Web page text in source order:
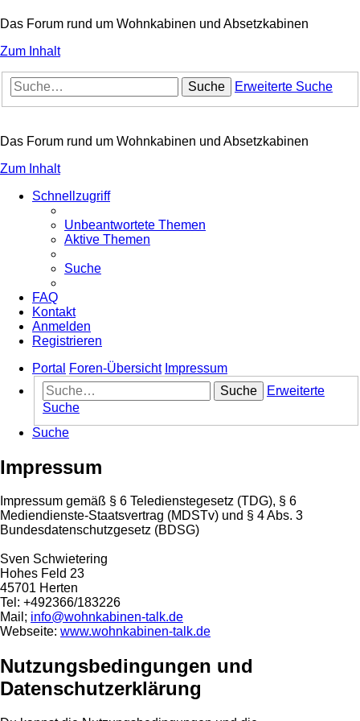
Das Forum rund um Wohnkabinen und Absetzkabinen
Zum Inhalt
Suche Erweiterte Suche
Das Forum rund um Wohnkabinen und Absetzkabinen
Zum Inhalt
Schnellzugriff
Unbeantwortete Themen
Aktive Themen
Suche
FAQ
Kontakt
Anmelden
Registrieren
Portal
Foren-Übersicht Impressum
Suche
Erweiterte
Suche
Suche
Impressum
Impressum gemäß § 6 Teledienstegesetz (TDG), § 6
Mediendienste-Staatsvertrag (MDSTv) und § 4 Abs. 3
Bundesdatenschutzgesetz (BDSG)
Sven Schwietering
Hohes Feld 23
45701 Herten
Tel: +492366/183226
Mail; info@wohnkabinen-talk.de
Webseite: www.wohnkabinen-talk.de
Nutzungsbedingungen und
Datenschutzerklärung